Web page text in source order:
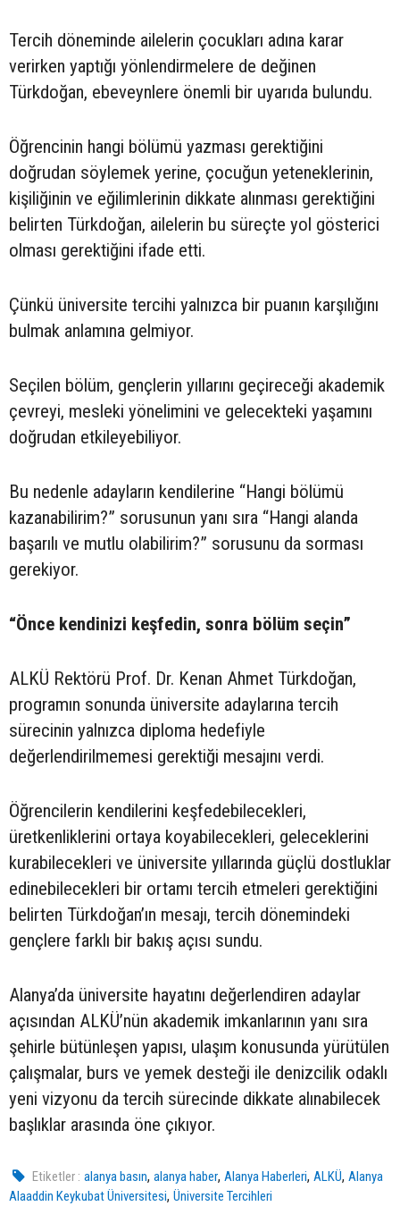
Tercih döneminde ailelerin çocukları adına karar
verirken yaptığı yönlendirmelere de değinen
Türkdoğan, ebeveynlere önemli bir uyarıda bulundu.
Öğrencinin hangi bölümü yazması gerektiğini
doğrudan söylemek yerine, çocuğun yeteneklerinin,
kişiliğinin ve eğilimlerinin dikkate alınması gerektiğini
belirten Türkdoğan, ailelerin bu süreçte yol gösterici
olması gerektiğini ifade etti.
Çünkü üniversite tercihi yalnızca bir puanın karşılığını
bulmak anlamına gelmiyor.
Seçilen bölüm, gençlerin yıllarını geçireceği akademik
çevreyi, mesleki yönelimini ve gelecekteki yaşamını
doğrudan etkileyebiliyor.
Bu nedenle adayların kendilerine “Hangi bölümü
kazanabilirim?” sorusunun yanı sıra “Hangi alanda
başarılı ve mutlu olabilirim?” sorusunu da sorması
gerekiyor.
“Önce kendinizi keşfedin, sonra bölüm seçin”
ALKÜ Rektörü Prof. Dr. Kenan Ahmet Türkdoğan,
programın sonunda üniversite adaylarına tercih
sürecinin yalnızca diploma hedefiyle
değerlendirilmemesi gerektiği mesajını verdi.
Öğrencilerin kendilerini keşfedebilecekleri,
üretkenliklerini ortaya koyabilecekleri, geleceklerini
kurabilecekleri ve üniversite yıllarında güçlü dostluklar
edinebilecekleri bir ortamı tercih etmeleri gerektiğini
belirten Türkdoğan’ın mesajı, tercih dönemindeki
gençlere farklı bir bakış açısı sundu.
Alanya’da üniversite hayatını değerlendiren adaylar
açısından ALKÜ’nün akademik imkanlarının yanı sıra
şehirle bütünleşen yapısı, ulaşım konusunda yürütülen
çalışmalar, burs ve yemek desteği ile denizcilik odaklı
yeni vizyonu da tercih sürecinde dikkate alınabilecek
başlıklar arasında öne çıkıyor.
Etiketler : alanya basın,alanya haber,Alanya Haberleri,ALKÜ,Alanya
Alaaddin Keykubat Üniversitesi, Üniversite Tercihleri